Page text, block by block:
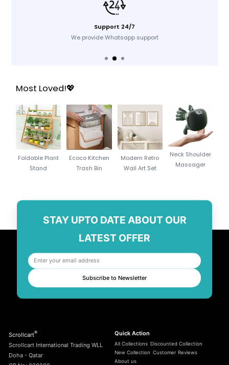
Support 24/7
We provide Whatsapp support
Most Loved!💖
Foldable Plant
Stand
Ecoco Kitchen
Trash Bin
Modern Retro
Wall Art Set
Neck Shoulder
Massager
STAY UPTO DATE ABOUT OUR
LATEST OFFER
Subscribe to Newsletter
Scrollcart®
Scrollcart International Trading WLL
Doha - Qatar
Quick Action
All Collections Discounted Collection
New Collection Customer Reviews
About us